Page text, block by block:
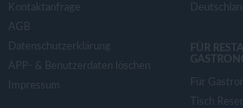
Kontaktanfrage
AGB
Datenschutzerklärung
APP- & Benutzerdaten löschen
Impressum
Deutschland
FÜR
Für
Tisch